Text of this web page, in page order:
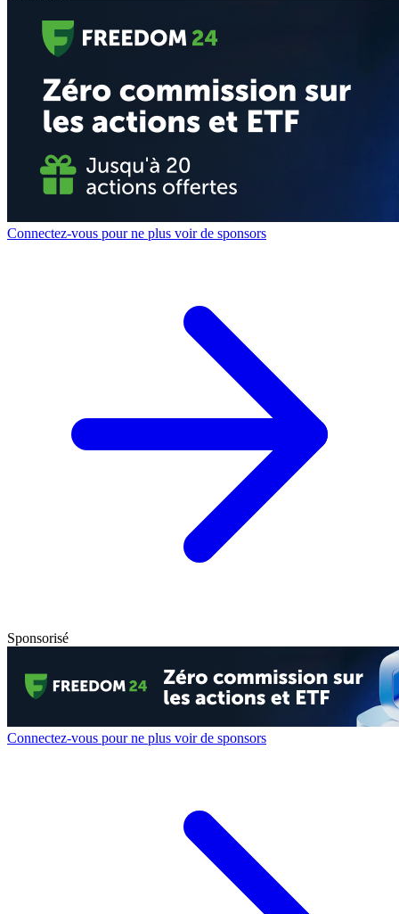
Connectez-vous pour ne plus voir de sponsors
Sponsorisé
Connectez-vous pour ne plus voir de sponsors